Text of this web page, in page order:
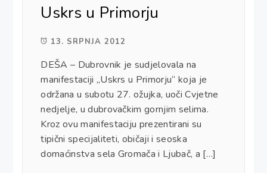
Uskrs u Primorju
13. SRPNJA 2012
DEŠA – Dubrovnik je sudjelovala na
manifestaciji „Uskrs u Primorju“ koja je
održana u subotu 27. ožujka, uoči Cvjetne
nedjelje, u dubrovačkim gornjim selima.
Kroz ovu manifestaciju prezentirani su
tipični specijaliteti, običaji i seoska
domaćinstva sela Gromača i Ljubač, a […]